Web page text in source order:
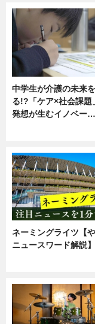
中学生が介護の未来
る!?「ケア×社会課題
発想が生むイノベー…
ネーミングライツ【
ニュースワード解説】